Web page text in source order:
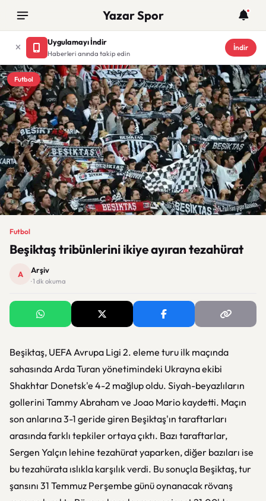
Yazar Spor
Uygulamayı İndir
Haberleri anında takip edin
İndir
Futbol
Futbol
Beşiktaş tribünlerini ikiye ayıran tezahürat
A Arşiv
· 1 dk okuma
Beşiktaş, UEFA Avrupa Ligi 2. eleme turu ilk maçında
sahasında Arda Turan yönetimindeki Ukrayna ekibi
Shakhtar Donetsk'e 4-2 mağlup oldu. Siyah-beyazlıların
gollerini Tammy Abraham ve Joao Mario kaydetti. Maçın
son anlarına 3-1 geride giren Beşiktaş'ın taraftarları
arasında farklı tepkiler ortaya çıktı. Bazı taraftarlar,
Sergen Yalçın lehine tezahürat yaparken, diğer bazıları ise
bu tezahürata ıslıkla karşılık verdi. Bu sonuçla Beşiktaş, tur
şansını 31 Temmuz Perşembe günü oynanacak rövanş